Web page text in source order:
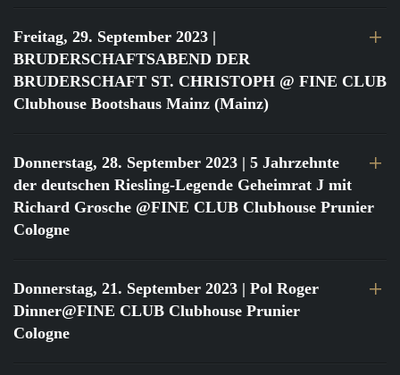
Freitag, 29. September 2023 |
BRUDERSCHAFTSABEND DER
BRUDERSCHAFT ST. CHRISTOPH @ FINE CLUB
Clubhouse Bootshaus Mainz (Mainz)
Donnerstag, 28. September 2023 | 5 Jahrzehnte
der deutschen Riesling-Legende Geheimrat J mit
Richard Grosche @FINE CLUB Clubhouse Prunier
Cologne
Donnerstag, 21. September 2023 | Pol Roger
Dinner@FINE CLUB Clubhouse Prunier
Cologne